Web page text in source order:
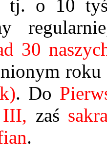
tj. o 10
30
roku
. Do
zaś
.